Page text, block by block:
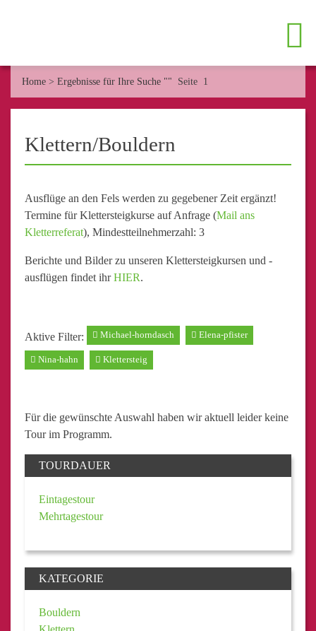
Home > Ergebnisse für Ihre Suche "" Seite 1
Klettern/Bouldern
Ausflüge an den Fels werden zu gegebener Zeit ergänzt!
Termine für Klettersteigkurse auf Anfrage (Mail ans
Kletterreferat), Mindestteilnehmerzahl: 3
Berichte und Bilder zu unseren Klettersteigkursen und -
ausflügen findet ihrHIER.
Aktive Filter: Michael-horndasch Elena-pfister
Nina-hahn Klettersteig
Für die gewünschte Auswahl haben wir aktuell leider keine
Tour im Programm.
TOURDAUER
Eintagestour
Mehrtagestour
KATEGORIE
Bouldern